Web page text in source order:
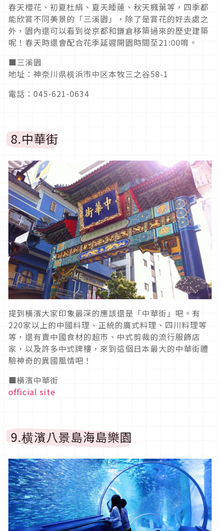
春天櫻花、初夏杜絹、夏天睡蓮、秋天楓葉等，四季都
能欣賞不同美景的「三溪園」，除了是賞花的好去處之
外，園內還可以看到從京都和鎌倉移築過來的歷史建築
呢！春天時還會配合花季延遲開園時間至21:00唷。
■三溪園
地址：神奈川県横浜市中区本牧三之谷58-1
電話：045-621-0634
8.中華街
提到橫濱大家印象最深的應該還是「中華街」吧。有
220家以上的中國料理、正統的廣式料理、四川料理等
等，還有賣中國食材的超市、中式剪裁的流行服飾店
家，以及許多中式牌樓，來到這個日本最大的中華街體
驗神奇的異國風情吧！
■橫濱中華街
official site
9.横濱八景島海島樂園